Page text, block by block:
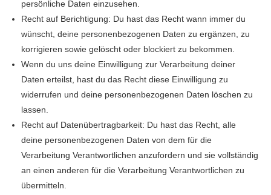
persönliche Daten einzusehen.
Recht auf Berichtigung: Du hast das Recht wann immer du
wünscht, deine personenbezogenen Daten zu ergänzen, zu
korrigieren sowie gelöscht oder blockiert zu bekommen.
Wenn du uns deine Einwilligung zur Verarbeitung deiner
Daten erteilst, hast du das Recht diese Einwilligung zu
widerrufen und deine personenbezogenen Daten löschen zu
lassen.
Recht auf Datenübertragbarkeit: Du hast das Recht, alle
deine personenbezogenen Daten von dem für die
Verarbeitung Verantwortlichen anzufordern und sie vollständig
an einen anderen für die Verarbeitung Verantwortlichen zu
übermitteln.